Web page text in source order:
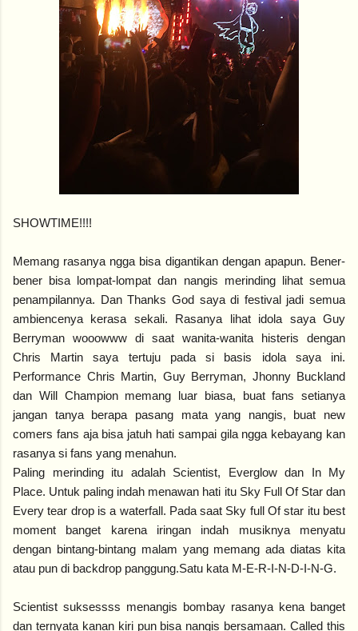
SHOWTIME!!!!
Memang rasanya ngga bisa digantikan dengan apapun. Bener-
bener bisa lompat-lompat dan nangis merinding lihat semua
penampilannya. Dan Thanks God saya di festival jadi semua
ambiencenya kerasa sekali. Rasanya lihat idola saya Guy
Berryman wooowww di saat wanita-wanita histeris dengan
Chris Martin saya tertuju pada si basis idola saya ini.
Performance Chris Martin, Guy Berryman, Jhonny Buckland
dan Will Champion memang luar biasa, buat fans setianya
jangan tanya berapa pasang mata yang nangis, buat new
comers fans aja bisa jatuh hati sampai gila ngga kebayang kan
rasanya si fans yang menahun.
Paling merinding itu adalah Scientist, Everglow dan In My
Place. Untuk paling indah menawan hati itu Sky Full Of Star dan
Every tear drop is a waterfall. Pada saat Sky full Of star itu best
moment banget karena iringan indah musiknya menyatu
dengan bintang-bintang malam yang memang ada diatas kita
atau pun di backdrop panggung.Satu kata M-E-R-I-N-D-I-N-G.
Scientist suksessss menangis bombay rasanya kena banget
dan ternyata kanan kiri pun bisa nangis bersamaan. Called this